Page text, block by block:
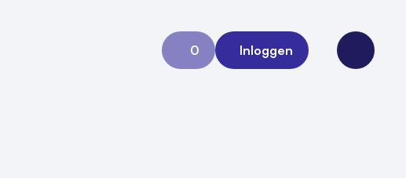
0
Aanvraag 0
Inloggen
Open